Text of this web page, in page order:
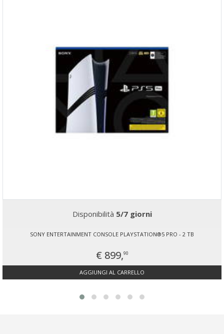
Disponibilità 5/7 giorni
SONY ENTERTAINMENT CONSOLE PLAYSTATION®5 PRO - 2 TB
€ 899,90
AGGIUNGI AL CARRELLO